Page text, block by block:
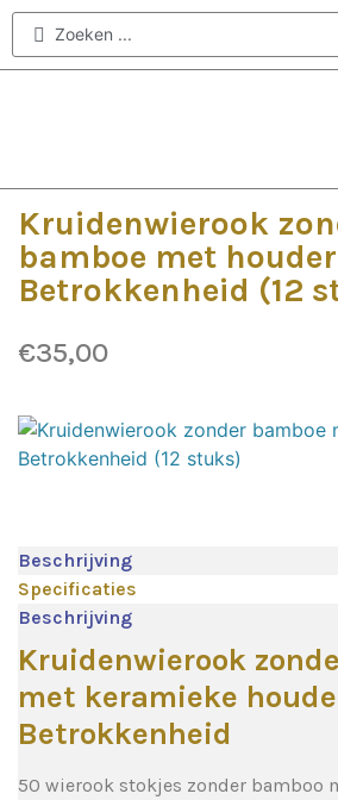
Kruidenwierook
bamboe met houder
Betrokkenheid (12
€35,00
Beschrijving
Specificaties
Beschrijving
Kruidenwierook
met keramieke
Betrokkenheid
50 wierook stokjes zonder bamboo